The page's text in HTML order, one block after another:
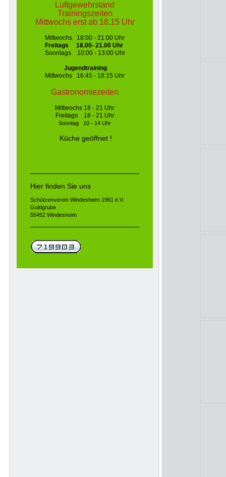
Luftgewehrstand
Trainingszeiten
Mittwochs erst ab 18.15 Uhr
Mittwochs 18:00 - 21:00 Uhr
Freitags 18.00- 21.00 Uhr
Sonntags 10:00 - 13:00 Uhr
Jugendtraining
Mittwochs 16:45 - 18:15 Uhr
Gastronomiezeiten
Mittwochs 18 - 21 Uhr
Freitags 18 - 21 Uhr
Sonntag 10 - 14 Uhr
Küche geöffnet !
Hier finden Sie uns
Schützenverein Windesheim 1961 e.V.
Goldgrube
55452 Windesheim